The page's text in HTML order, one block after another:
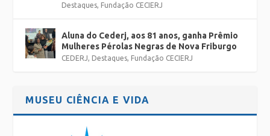
Destaques, Fundação CECIERJ
Aluna do Cederj, aos 81 anos, ganha Prêmio
Mulheres Pérolas Negras de Nova Friburgo
CEDERJ, Destaques, Fundação CECIERJ
MUSEU CIÊNCIA E VIDA